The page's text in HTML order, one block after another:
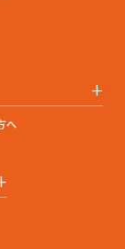
+
へ